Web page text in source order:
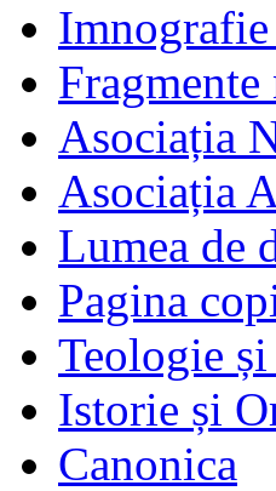
Asociația
Asociația
Lumea de
Pagina
Teologie
Istorie și
Canonica